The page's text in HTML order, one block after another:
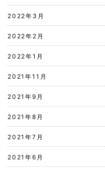
2022年3月
2022年2月
2022年1月
2021年11月
2021年9月
2021年8月
2021年7月
2021年6月